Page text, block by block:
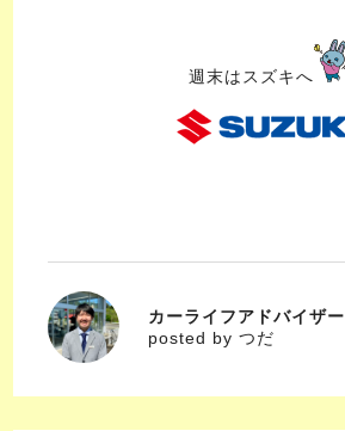
週末はスズキへ
つだ
カーライフアドバイザー
posted by つだ